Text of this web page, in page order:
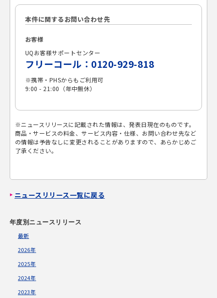
本件に関するお問い合わせ先
お客様
UQお客様サポートセンター
フリーコール：0120-929-818
※携帯・PHSからもご利用可
9:00 - 21:00（年中無休）
※ニュースリリースに記載された情報は、発表日現在のものです。
商品・サービスの料金、サービス内容・仕様、お問い合わせ先など
の情報は予告なしに変更されることがありますので、あらかじめご
了承ください。
ニュースリリース一覧に戻る
年度別ニュースリリース
最新
2026年
2025年
2024年
2023年